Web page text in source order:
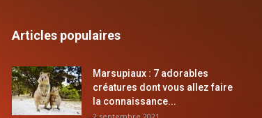
Articles populaires
Marsupiaux : 7 adorables
créatures dont vous allez faire
la connaissance...